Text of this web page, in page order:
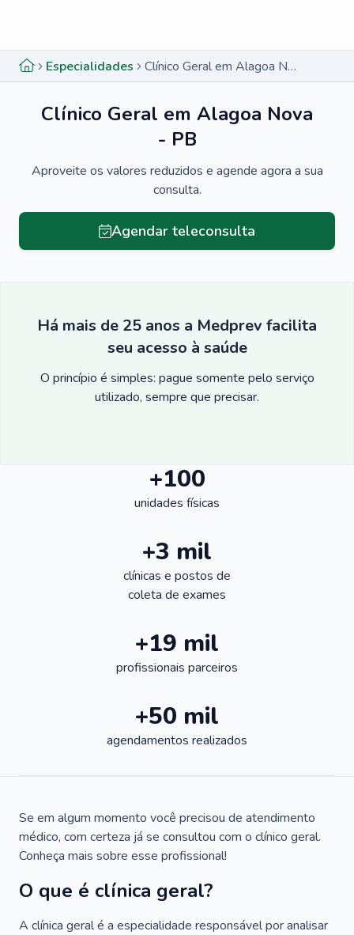
Especialidades Clínico Geral em Alagoa Nova - PB
Clínico Geral em Alagoa Nova
- PB
Aproveite os valores reduzidos e agende agora a sua
consulta.
Agendar teleconsulta
Há mais de 25 anos a Medprev facilita
seu acesso à saúde
O princípio é simples: pague somente pelo serviço
utilizado, sempre que precisar.
+100
unidades físicas
+3 mil
clínicas e postos de
coleta de exames
+19 mil
profissionais parceiros
+50 mil
agendamentos realizados
Se em algum momento você precisou de atendimento
médico, com certeza já se consultou com o clínico geral.
Conheça mais sobre esse profissional!
O que é clínica geral?
A clínica geral é a especialidade responsável por analisar